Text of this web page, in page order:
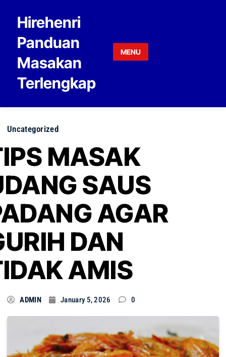
Hirehenri
Panduan
Masakan
Terlengkap
MENU
Uncategorized
MASAK
SAUS
AGAR
DAN
AMIS
ADMIN January 5, 2026 0